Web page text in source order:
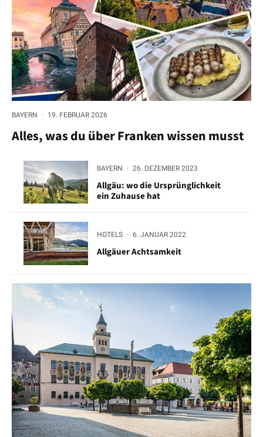
BAYERN · 19. FEBRUAR 2026
Alles, was du über Franken wissen musst
BAYERN · 26. DEZEMBER 2023
Allgäu: wo die Ursprünglichkeit
ein Zuhause hat
HOTELS · 6. JANUAR 2022
Allgäuer Achtsamkeit